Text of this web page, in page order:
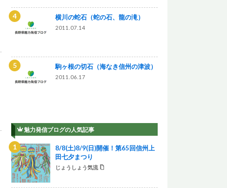
横川の蛇石（蛇の石、龍の滝）
2011.07.14
駒ヶ根の切石（海なき信州の津波）
2011.06.17
魅力発信ブログの人気記事
8/8(土)8/9(日)開催！第65回信州上
田七夕まつり
じょうしょう気流